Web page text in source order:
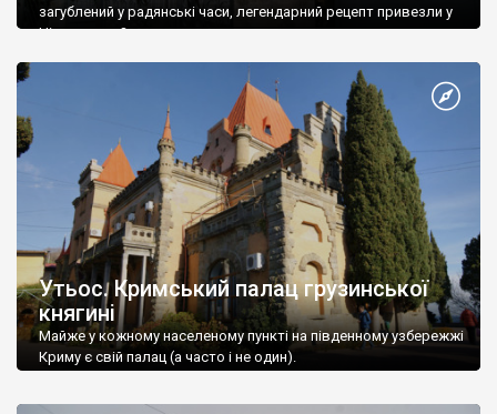
загублений у радянські часи, легендарний рецепт привезли у
Ніжин греки?
Утьос. Кримський палац грузинської
княгині
Майже у кожному населеному пункті на південному узбережжі
Криму є свій палац (а часто і не один).